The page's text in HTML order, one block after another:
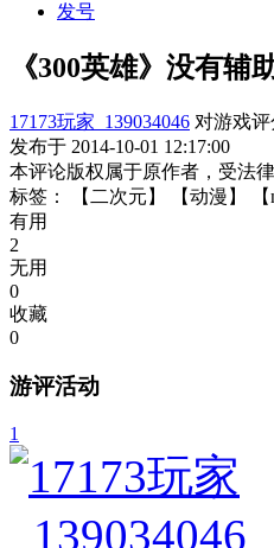
发号
《300英雄》没有辅
17173玩家_139034046 对游戏评
发布于 2014-10-01 12:17:00
本评论版权属于原作者，受法
标签：
【二次元】 【动漫】
有用
2
无用
0
收藏
0
游评活动
1